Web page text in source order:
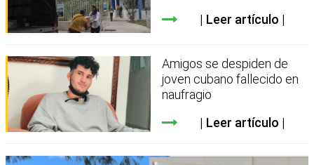
Leer artículo
Amigos se despiden de
joven cubano fallecido en
naufragio
Leer artículo